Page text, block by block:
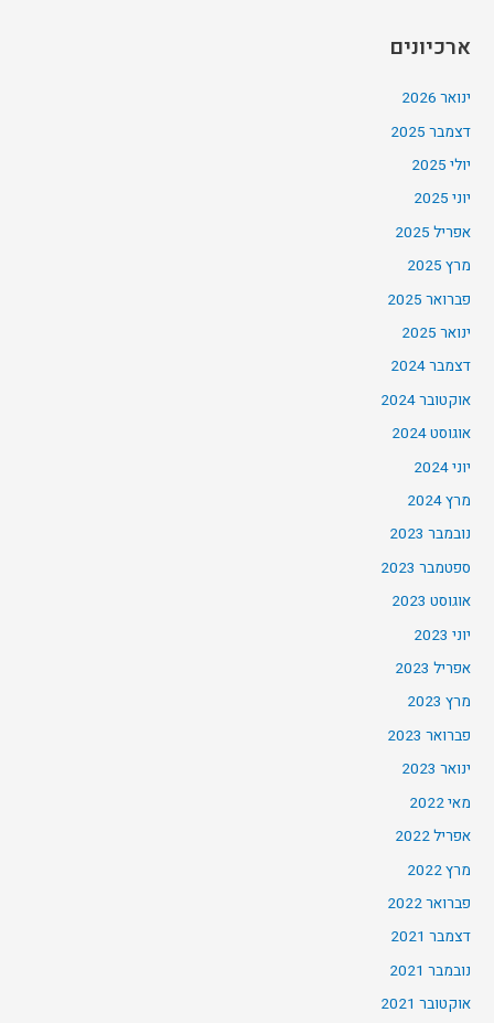
ארכיונים
ינואר 2026
דצמבר 2025
יולי 2025
יוני 2025
אפריל 2025
מרץ 2025
פברואר 2025
ינואר 2025
דצמבר 2024
אוקטובר 2024
אוגוסט 2024
יוני 2024
מרץ 2024
נובמבר 2023
ספטמבר 2023
אוגוסט 2023
יוני 2023
אפריל 2023
מרץ 2023
פברואר 2023
ינואר 2023
מאי 2022
אפריל 2022
מרץ 2022
פברואר 2022
דצמבר 2021
נובמבר 2021
אוקטובר 2021